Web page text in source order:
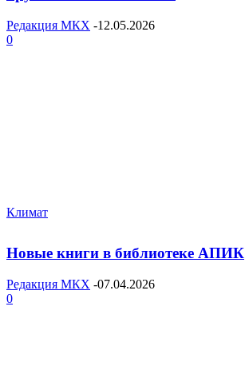
Редакция МКХ -12.05.2026
0
Климат
Новые книги в библиотеке АПИК
Редакция МКХ -07.04.2026
0